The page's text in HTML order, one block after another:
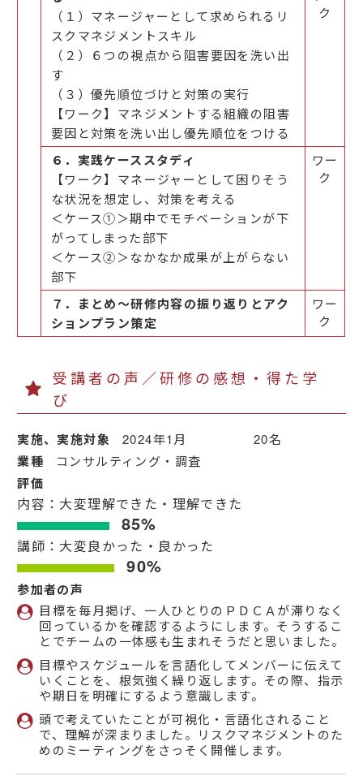
（１）マネージャーとして求められるリ
スクマネジメントスキル
（２）６つの視点から阻害要因を洗い出
す
（３）優先順位づけと対策の実行
【ワーク】マネジメントする組織の阻害
要因と対策を洗い出し優先順位をつける
ク
６．実践ケーススタディ
【ワーク】マネージャーとして困りそう
な状況を想定し、対策を考える
＜ケース①＞期中でモチベーションが下
がってしまった部下
＜ケース②＞なかなか成果が上がらない
部下
ワー
ク
７．まとめ～研修内容の振り返りとアク
ションプラン策定
ワー
ク
受講者の声／研修の感想・得た学
び
実施、実施対象 2024年1月 20名
業種 コンサルティング・調査
評価
内容：大変理解できた・理解できた
85%
講師：大変良かった・良かった
90%
参加者の声
目標を毎月掲げ、一人ひとりのＰＤＣＡが滞りなく
回っているかを確認するようにします。そうするこ
とでチームの一体感も生まれそうだと思いました。
目標やスケジュールを言語化してメンバーに伝えて
いくことを、根気強く繰り返します。その際、指示
や期日を明確にするよう意識します。
頭で考えていたことが可視化・言語化されること
で、理解が深まりました。リスクマネジメントのた
めのミーティングをさっそく開催します。